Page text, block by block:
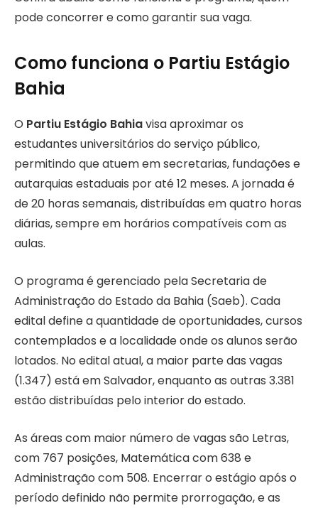
pode concorrer e como garantir sua vaga.
Como funciona o Partiu Estágio
Bahia
O Partiu Estágio Bahiavisa aproximar os
estudantes universitários do serviço público,
permitindo que atuem em secretarias, fundações e
autarquias estaduais por até 12 meses. A jornada é
de 20 horas semanais, distribuídas em quatro horas
diárias, sempre em horários compatíveis com as
aulas.
O programa é gerenciado pela Secretaria de
Administração do Estado da Bahia (Saeb). Cada
edital define a quantidade de oportunidades, cursos
contemplados e a localidade onde os alunos serão
lotados. No edital atual, a maior parte das vagas
(1.347) está em Salvador, enquanto as outras 3.381
estão distribuídas pelo interior do estado.
As áreas com maior número de vagas são Letras,
com 767 posições, Matemática com 638 e
Administração com 508. Encerrar o estágio após o
período definido não permite prorrogação, e as